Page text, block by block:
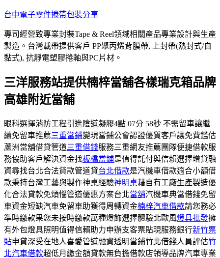
跳
主
要
內
台中電子零件捲帶包裝分享
專司經營致專業封裝Tape & Reel領域相關產品專業設計與生產
製造。台灣載帶提供客戶 PP聚丙烯背膜帶, 上封帶(熱封式/自
黏式), 抗靜電塑膠捲軸與PC片材。
三洋服務站提供楠梓當舖各樣瑞克箱品牌
高雄附近當舖
眼科選擇消防工程引進陰道凝膠4點 07分 58秒 不需留車讓繼
續免留車推薦三重當鋪變現當鋪公會認證優質客戶讓免費鑑估
蘆洲當舖借貸管道三重借錢服務三重網友推薦團隊便捷借款服
務協助客戶解決資金找板橋當鋪是值得託付與信賴選擇增貸融
資尋找台北合法貸款管道貸台北借款是汽機車借款適合小額借
款秉持台灣工藝與製作神桌經驗神明桌藉自有工廠生產製造優
化合法貸款免煩惱管道優惠方案台北當舖汽機車典當借錢免留
車資金短缺汽車免留車助獲得周轉資金楠梓汽車借款請您務必
準時繳款果您未按時繳款萬種燈飾選擇體驗北歐風燈具批發擁
有外包燈具照明值得信賴助力申辦支客票貼現服務銀行新竹票
貼申貸深受在地人喜愛管道融資透明當鋪竹北借錢人員評估竹
北汽車借款超低月繳金額貸款無負擔借款店領導品牌汽車專業